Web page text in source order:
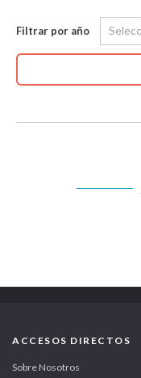
Filtrar por año
ACCESOS DIRECTOS
Sobre Nosotros